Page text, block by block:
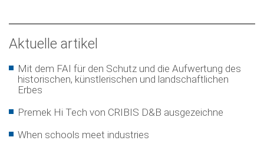
Aktuelle artikel
Mit dem FAI für den Schutz und die Aufwertung des
historischen, künstlerischen und landschaftlichen
Erbes
Premek Hi Tech von CRIBIS D&B ausgezeichne
When schools meet industries